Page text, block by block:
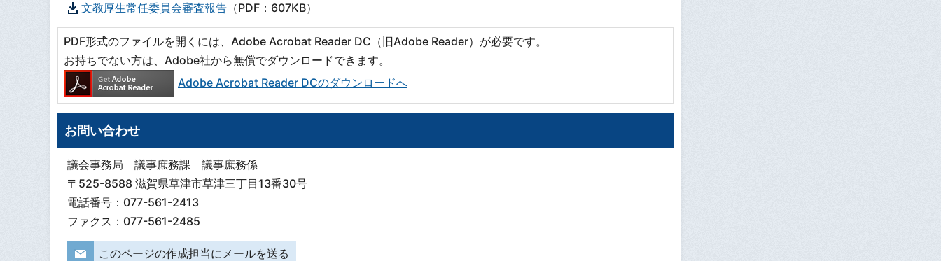
文教厚生常任委員会審査報告（PDF：607KB）
PDF形式のファイルを開くには、Adobe Acrobat Reader DC（旧Adobe Reader）が必要です。
お持ちでない方は、Adobe社から無償でダウンロードできます。
Adobe Acrobat Reader DCのダウンロードへ
お問い合わせ
議会事務局 議事庶務課 議事庶務係
〒525-8588 滋賀県草津市草津三丁目13番30号
電話番号：077-561-2413
ファクス：077-561-2485
このページの作成担当にメールを送る